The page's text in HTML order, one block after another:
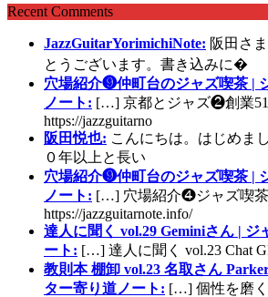
Recent Comments
JazzGuitarYorimichiNote: 阪田さ
とうございます。書き込みに�
穴場紹介❾仲町台のジャズ喫茶 |
ノート: […] 京都とジャズ❷創業
https://jazzguitarno
阪田悦也: こんにちは。はじめま
０年以上と長い
穴場紹介❾仲町台のジャズ喫茶 |
ノート: […] 穴場紹介❹ジャズ喫
https://jazzguitarnote.info/
達人に聞く vol.29 Geminiさん | ジ
ート: […] 達人に聞く vol.23 Chat
教則本 棚卸 vol.23 名取さん
ター寄り道ノート: […] 個性を磨